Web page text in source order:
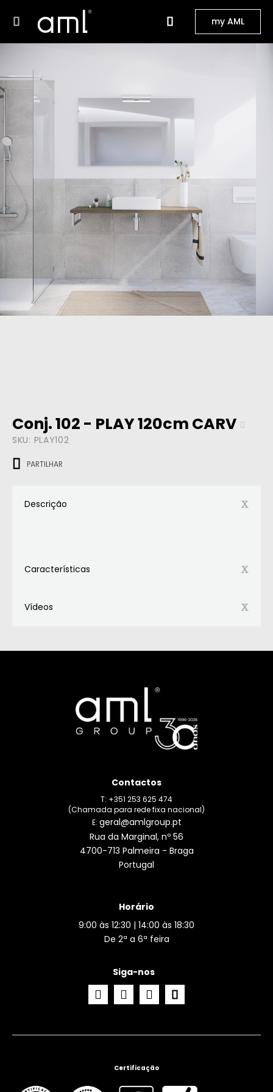
my AML
Conj. 102 - PLAY 120cm CARV
SKU: PLAY102
PARTILHAR
Descrição
Características
Vídeos
Contactos
T: +351 253 625 474
(Chamada para rede fixa nacional)
E: geral@amlgroup.pt
Rua da Marginal, nº 56
4700-713 Palmeira - Braga
Portugal
Horário
9:00 às 12:30 | 14:00 às 18:30
De 2ª a 6ª feira
Siga-nos
Certificação